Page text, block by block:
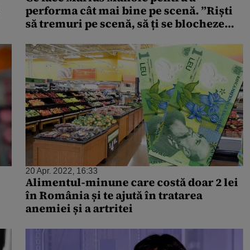
performa cât mai bine pe scenă. ”Riști
să tremuri pe scenă, să ți se blocheze
20 Apr. 2022, 16:33
Alimentul-minune care costă doar 2 lei
în România și te ajută în tratarea
anemiei și a artritei